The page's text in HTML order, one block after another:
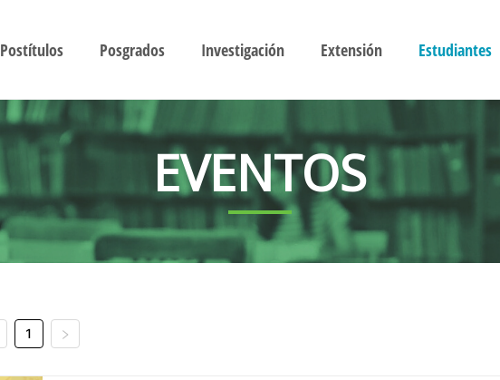
Postítulos Posgrados Investigación Extensión Estudiantes
EVENTOS
1